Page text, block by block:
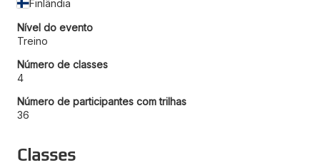
Finlândia
Nível do evento
Treino
Número de classes
4
Número de participantes com trilhas
36
Classes